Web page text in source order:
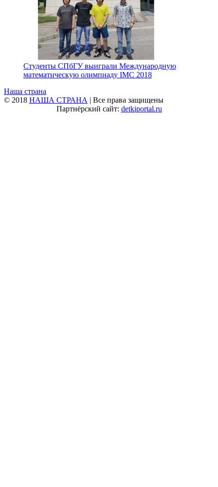
Студенты СПбГУ выиграли Международную
математическую олимпиаду IMC 2018
Наша страна
© 2018 НАША СТРАНА | Все права защищены
Партнёрский сайт: detkiportal.ru